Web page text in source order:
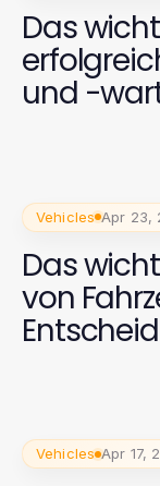
Das
und -
Vehicles Apr 23,
Das
von
Vehicles Apr 17,